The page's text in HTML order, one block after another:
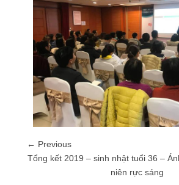
← Previous
Tổng kết 2019 – sinh nhật tuổi 36 –
niên rực sáng